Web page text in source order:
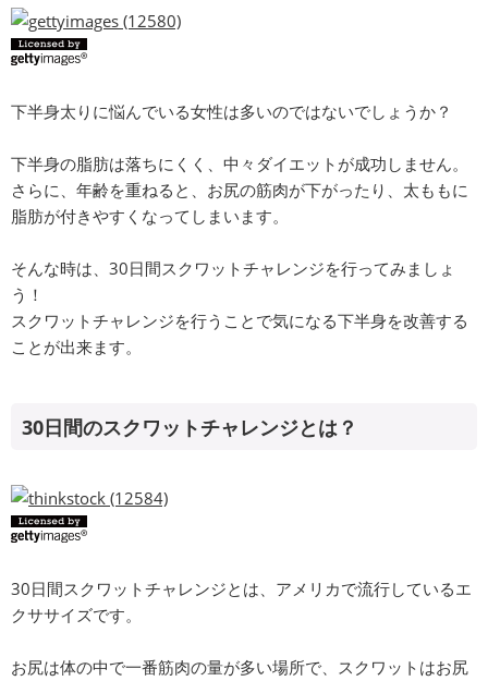
下半身太りに悩んでいる女性は多いのではないでしょうか？
下半身の脂肪は落ちにくく、中々ダイエットが成功しません。
さらに、年齢を重ねると、お尻の筋肉が下がったり、太ももに
脂肪が付きやすくなってしまいます。
そんな時は、30日間スクワットチャレンジを行ってみましょ
う！
スクワットチャレンジを行うことで気になる下半身を改善する
ことが出来ます。
30日間のスクワットチャレンジとは？
30日間スクワットチャレンジとは、アメリカで流行しているエ
クササイズです。
お尻は体の中で一番筋肉の量が多い場所で、スクワットはお尻